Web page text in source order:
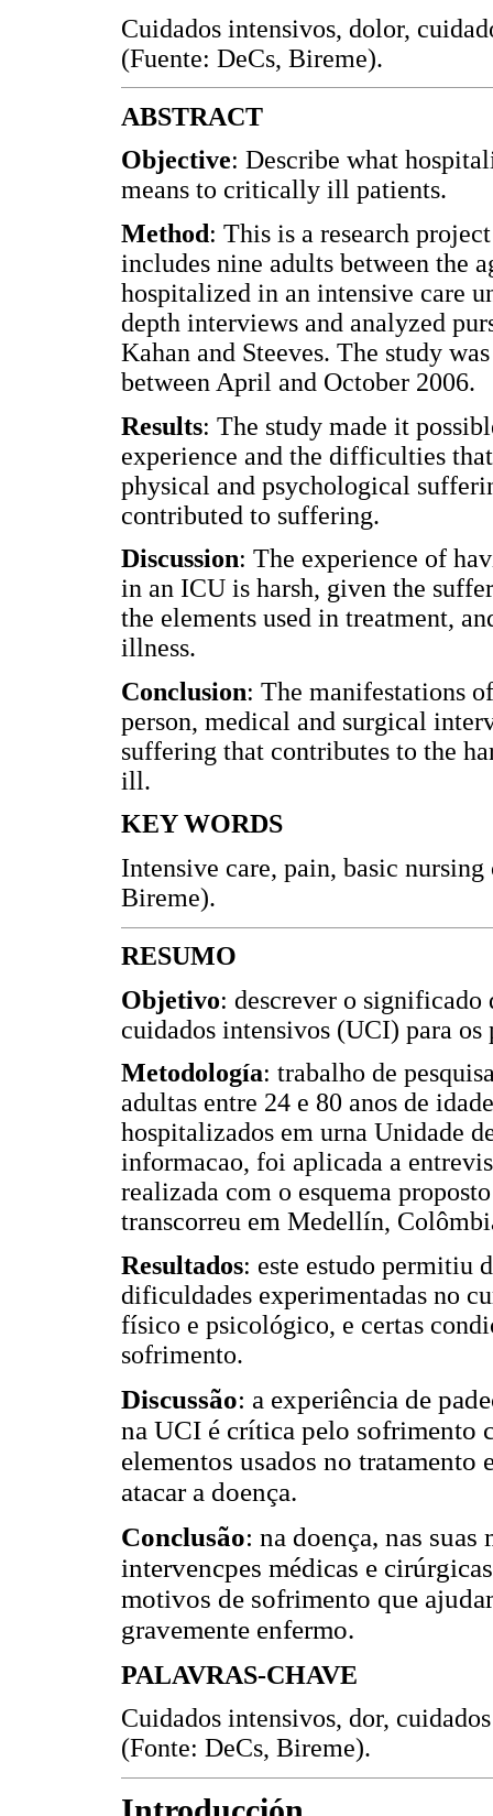
Cuidados intensivos, dolor,
(Fuente: DeCs, Bireme).
ABSTRACT
Objective: Describe what
means to critically ill patients.
Method: This is a research
includes nine adults between the
hospitalized in an intensive care
depth interviews and analyzed
Kahan and Steeves. The study
between April and October 2006.
Results: The study made it
experience and the difficulties
physical and psychological
contributed to suffering.
Discussion: The experience of
in an ICU is harsh, given the
the elements used in treatment,
illness.
Conclusion: The manifestations
person, medical and surgical
suffering that contributes to the
ill.
KEY WORDS
Intensive care, pain, basic
Bireme).
RESUMO
Objetivo: descrever o significado
cuidados intensivos (UCI) para
Metodología: trabalho de
adultas entre 24 e 80 anos de
hospitalizados em urna Unidade
informacao, foi aplicada a
realizada com o esquema
transcorreu em Medellín,
Resultados: este estudo permitiu
dificuldades experimentadas no
físico e psicológico, e certas
sofrimento.
Discussão: a experiência de
na UCI é crítica pelo sofrimento
elementos usados no tratamento
atacar a doença.
Conclusão: na doença, nas suas
intervencpes médicas e
motivos de sofrimento que
gravemente enfermo.
PALAVRAS-CHAVE
Cuidados intensivos, dor,
(Fonte: DeCs, Bireme).